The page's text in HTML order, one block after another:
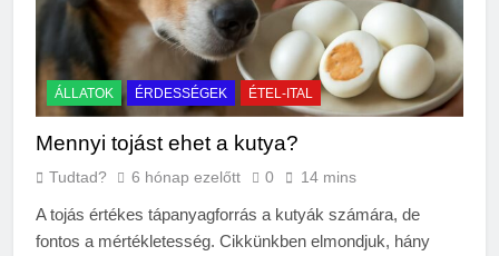
ÁLLATOK ÉRDESSÉGEK ÉTEL-ITAL
Mennyi tojást ehet a kutya?
Tudtad? 6 hónap ezelőtt 0 14 mins
A tojás értékes tápanyagforrás a kutyák számára, de
fontos a mértékletesség. Cikkünkben elmondjuk, hány